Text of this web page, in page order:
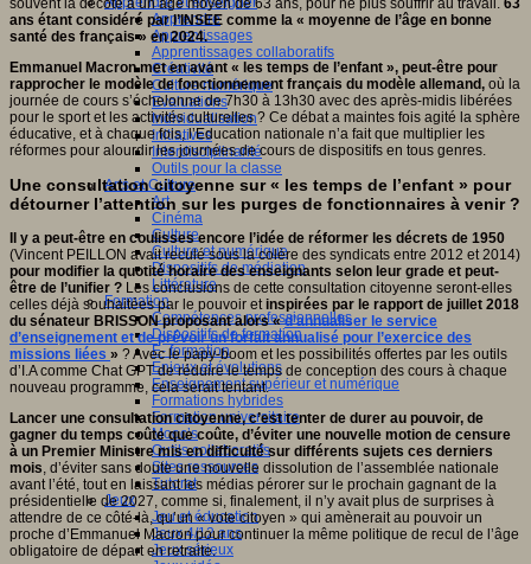
Apprendre
Apprentissages
Apprentissages collaboratifs
Créativité
Culture numérique
Evaluations
Individualisation
Initiatives
Interdisciplinarité
Outils pour la classe
Arts et Culture
Art
Cinéma
Culture
Culture et numérique
Dispositifs de médiation
Littérature
Formation
Compétences professionnelles
Dispositifs de formation
E- formation
Enjeux et évolutions
Enseignement supérieur et numérique
Formations hybrides
Formation universitaire
Mooc’s
Outils collaboratifs
Sites ressources
Tutorat
Jeux
Jeu et éducation
Jeux 4/12 ans
Jeux sérieux
souvent la décote à un âge moyen de 63 ans, pour ne plus souffrir au travail. 63
ans étant considéré par l’INSEE comme la « moyenne de l’âge en bonne
santé des français » en 2024.
Emmanuel Macron met en avant « les temps de l’enfant », peut-être pour
rapprocher le modèle de fonctionnement français du modèle allemand, où la
journée de cours s’échelonne de 7h30 à 13h30 avec des après-midis libérées
pour le sport et les activités culturelles ? Ce débat a maintes fois agité la sphère
éducative, et à chaque fois, l’Education nationale n’a fait que multiplier les
réformes pour alourdir les journées de cours de dispositifs en tous genres.
Une consultation citoyenne sur « les temps de l’enfant » pour
détourner l’attention sur les purges de fonctionnaires à venir ?
Il y a peut-être en coulisses encore l’idée de réformer les décrets de 1950
(Vincent PEILLON avait reculé sous la colère des syndicats entre 2012 et 2014)
pour modifier la quotité horaire des enseignants selon leur grade et peut-
être de l’unifier ? Les conclusions de cette consultation citoyenne seront-elles
celles déjà souhaitées par le pouvoir et inspirées par le rapport de juillet 2018
du sénateur BRISSON proposant alors «d’annualiser le service
d’enseignement et de prévoir un forfait annualisé pour l’exercice des
missions liées » ? Avec le papy-boom et les possibilités offertes par les outils
d’I.A comme Chat GPT de réduire le temps de conception des cours à chaque
nouveau programme, cela serait tentant.
Lancer une consultation citoyenne, c’est tenter de durer au pouvoir, de
gagner du temps coûte que coûte, d’éviter une nouvelle motion de censure
à un Premier Ministre mis en difficulté sur différents sujets ces derniers
mois, d’éviter sans doute une nouvelle dissolution de l’assemblée nationale
avant l’été, tout en laissant les médias pérorer sur le prochain gagnant de la
présidentielle de 2027, comme si, finalement, il n’y avait plus de surprises à
attendre de ce côté-là, qu’un « vote citoyen » qui amènerait au pouvoir un
proche d’Emmanuel Macron pour continuer la même politique de recul de l’âge
obligatoire de départ en retraite.